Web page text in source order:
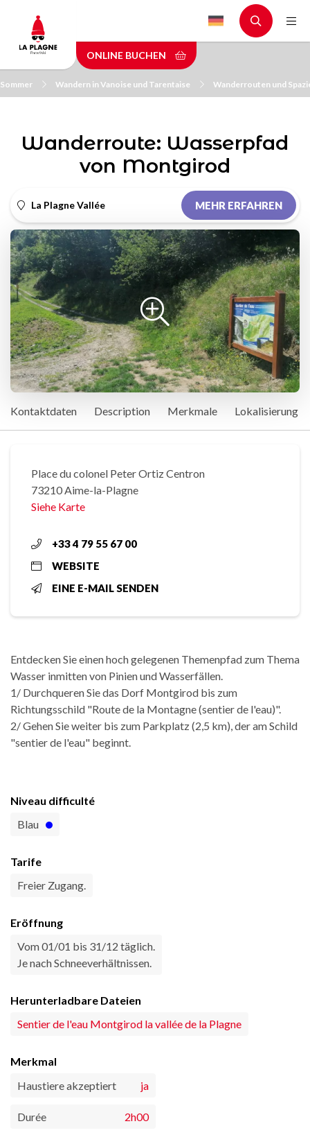
main
content
ONLINE BUCHEN
Wandern in Vanoise und Tarentaise Wanderrouten und
Wanderroute: Wasserpfad
von Montgirod
La Plagne Vallée MEHR ERFAHREN
Kontaktdaten Description Merkmale Lokalisierung
Place du colonel Peter Ortiz Centron
73210 Aime-la-Plagne
Siehe Karte
+33 4 79 55 67 00
WEBSITE
EINE E-MAIL SENDEN
Entdecken Sie einen hoch gelegenen Themenpfad zum Thema
Wasser inmitten von Pinien und Wasserfällen.
1/ Durchqueren Sie das Dorf Montgirod bis zum
Richtungsschild "Route de la Montagne (sentier de l'eau)".
2/ Gehen Sie weiter bis zum Parkplatz (2,5 km), der am Schild
"sentier de l'eau" beginnt.
Niveau difficulté
Blau
Tarife
Freier Zugang.
Eröffnung
Vom 01/01 bis 31/12 täglich.
Je nach Schneeverhältnissen.
Herunterladbare Dateien
Sentier de l'eau Montgirod la vallée de la Plagne
Merkmal
Haustiere akzeptiert
ja
Durée 2h00